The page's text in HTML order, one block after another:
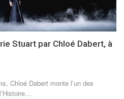
Stuart par Chloé Dabert, à
Chloé Dabert monte l’un des
…